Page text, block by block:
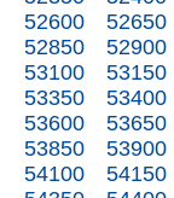
52600
52650
52850
52900
53100
53150
53350
53400
53600
53650
53850
53900
54100
54150